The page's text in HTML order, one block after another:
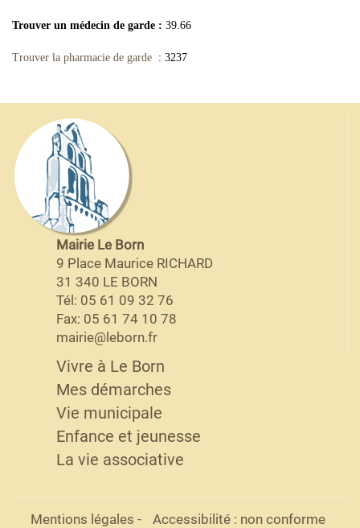
Trouver un médecin de garde : 39.66
Trouver la pharmacie de garde : 3237
Mairie Le Born
9 Place Maurice RICHARD
31 340 LE BORN
Tél: 05 61 09 32 76
Fax: 05 61 74 10 78
mairie@leborn.fr
Vivre à Le Born
Mes démarches
Vie municipale
Enfance et jeunesse
La vie associative
Mentions légales - Accessibilité : non conforme